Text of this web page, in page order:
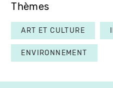
Thèmes
ART ET CULTURE
ENVIRONNEMENT